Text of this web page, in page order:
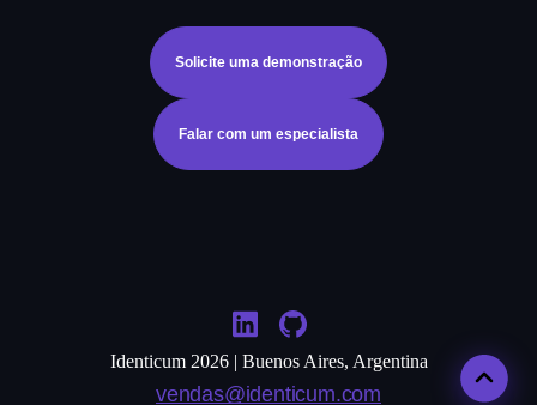
Solicite uma demonstração
Falar com um especialista
Identicum 2026 | Buenos Aires, Argentina
vendas@identicum.com